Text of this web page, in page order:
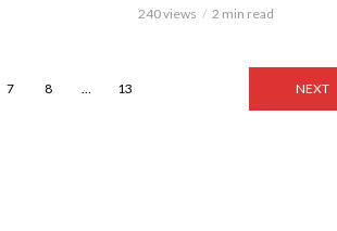
240 views 2 min read
7 8 … 13 NEXT